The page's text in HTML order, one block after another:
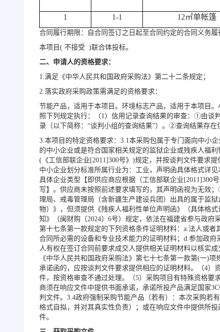
1 1-1 12㎡单帐篷
合同履行期限：自合同签订之日起至合同约定的合同义务履
本项目 ( 不接受 )联合体投标。
二、申请人的资格要求：
1.满足《中华人民共和国政府采购法》第二十二条规定；
2.落实政府采购政策需满足的资格要求：
节能产品，适用于本项目。环境标志产品，适用于本项目
照下列规定执行：（1）信用记录查询结果的审查：①由谈
录（以下简称：“谈判小组的查询结果”）。②查询结果存
3.本项目的特定资格要求：3.1本采购包属于专门面向中小
的中小企业或是符合国家相关规定的监狱企业或残疾人福
(《工信部联企业[2011]300号》)规定，并按谈判文件要求
中小企业划分标准所属行业为：工业，声明函具体格式详
具体企业类型【即供应商应根据（工信部联企业[2011]300
写】。供应商未按照前述要求填写的，其声明函视为无效
理局、戒毒管理局（含新疆生产建设兵团）出具的属于监
物）》，但须提供《残疾人福利性单位声明函》（具体格
知》（闽财购〔2024〕6号）规定，依法在福建省参与政
第十七条第一款规定的下列资格条件证明材料：a.法人或
合同所必需的设备和专业技术能力的证明材料；d.参加政
人有权在签订合同前要求成交人提供相关证明材料以核实
《中华人民共和国政府采购法》第七十七条第一款第(一)
承诺函的，应按谈判文件要求提供相应的证明材料。（4
件，按资格审查不通过处理。（5）采购项目有特殊资格要
商须在响应文件中提供书面承诺，承诺所投产品满足国家
判文件。3.4政府强制采购节能产品（若有）：本次采购若
格式自拟，并对其真实性负责）；或在响应文件中提供所
件。